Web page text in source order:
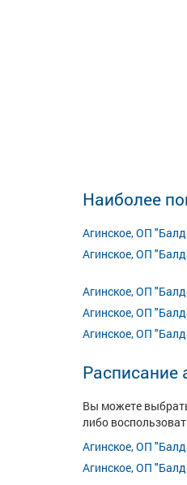
Наиболее
Агинское, ОП
Агинское, ОП
Агинское, ОП
Агинское, ОП
Агинское, ОП
Расписание
Вы можете
либо
Агинское, ОП
Агинское, ОП